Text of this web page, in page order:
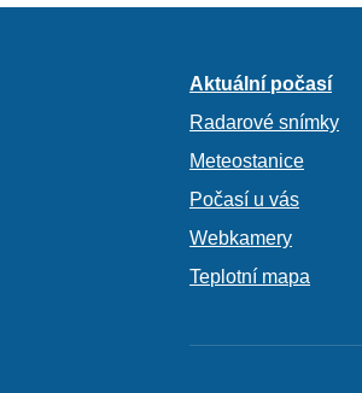
Aktuální počasí
Radarové snímky
Meteostanice
Počasí u vás
Webkamery
Teplotní mapa